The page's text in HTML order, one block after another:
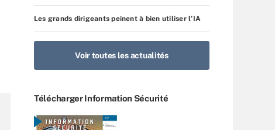
Les grands dirigeants peinent à bien utiliser l’IA
Voir toutes les actualités
Télécharger Information Sécurité